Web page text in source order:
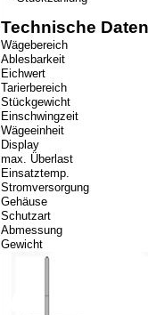
Technische Daten
Wägebereich
Ablesbarkeit
Eichwert
Tarierbereich
Stückgewicht
Einschwingzeit
Wägeeinheit
Display
max. Überlast
Einsatztemp.
Stromversorgung
Gehäuse
Schutzart
Abmessung
Gewicht